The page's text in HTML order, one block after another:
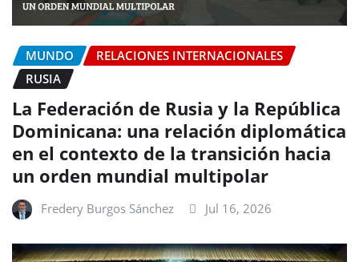
MUNDO
RELACIONES INTERNACIONALES
RUSIA
La Federación de Rusia y la República
Dominicana: una relación diplomática
en el contexto de la transición hacia
un orden mundial multipolar
Fredery Burgos Sánchez Jul 16, 2026